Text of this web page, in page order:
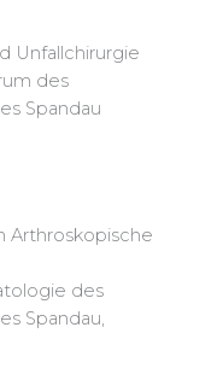
Unfallchirurgie
des
Spandau
Arthroskopische
des
Spandau,